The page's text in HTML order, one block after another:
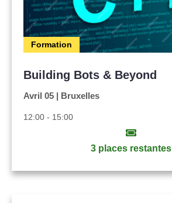
Formation
Building Bots & Beyond
Avril 05 | Bruxelles
12:00 - 15:00
3 places restantes